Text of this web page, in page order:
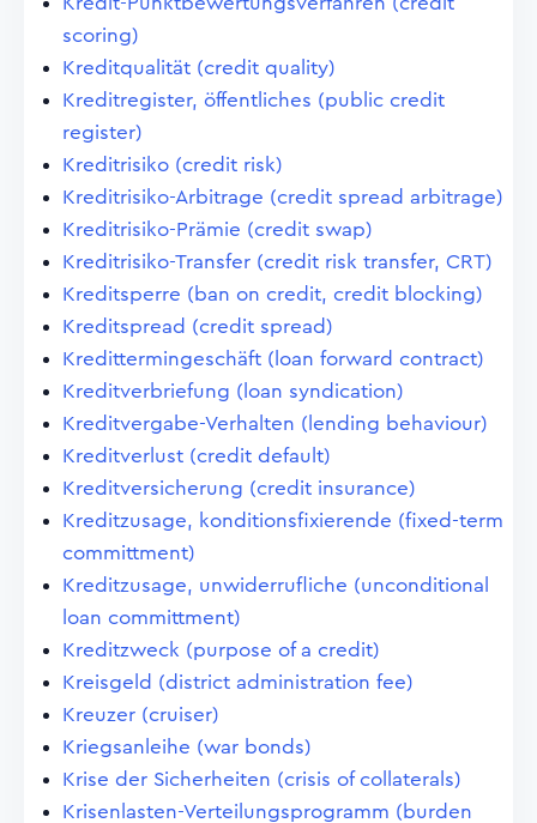
scoring)
Kreditqualität (credit quality)
Kreditregister, öffentliches (public credit
register)
Kreditrisiko (credit risk)
Kreditrisiko-Arbitrage (credit spread arbitrage)
Kreditrisiko-Prämie (credit swap)
Kreditrisiko-Transfer (credit risk transfer, CRT)
Kreditsperre (ban on credit, credit blocking)
Kreditspread (credit spread)
Kredittermingeschäft (loan forward contract)
Kreditverbriefung (loan syndication)
Kreditvergabe-Verhalten (lending behaviour)
Kreditverlust (credit default)
Kreditversicherung (credit insurance)
Kreditzusage, konditionsfixierende (fixed-term
committment)
Kreditzusage, unwiderrufliche (unconditional
loan committment)
Kreditzweck (purpose of a credit)
Kreisgeld (district administration fee)
Kreuzer (cruiser)
Kriegsanleihe (war bonds)
Krise der Sicherheiten (crisis of collaterals)
Krisenlasten-Verteilungsprogramm (burden